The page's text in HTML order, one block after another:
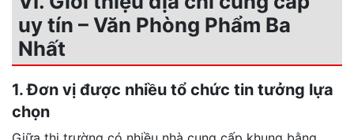
uy tín – Văn Phòng Phẩm Ba
Nhất
1. Đơn vị được nhiều tổ chức tin tưởng lựa
chọn